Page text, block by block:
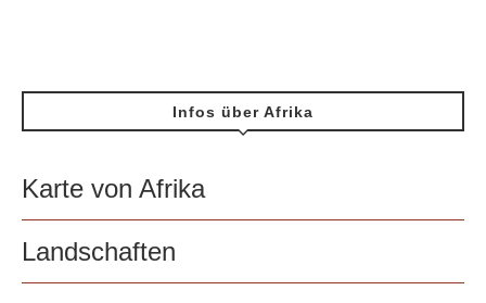
Infos über Afrika
Karte von Afrika
Landschaften